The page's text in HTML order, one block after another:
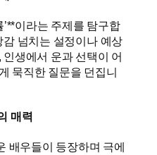
이라는 주제를 탐구합
넘치는 설정이나 예상
생에서 운과 선택이 어
묵직한 질문을 던집니
매력
배우들이 등장하며 극에